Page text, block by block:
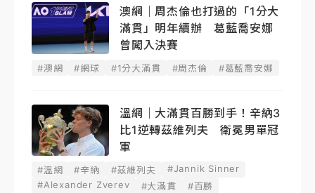
澳網｜周杰倫也打過的「1分大
滿貫」明年續辦 葛藍喬安娜
曾闖入決賽
#澳網 #網球 #1分大滿貫 #周杰倫 #葛藍喬安娜
溫網｜大滿貫百勝到手！辛納3
比1逆轉茲維列夫 衛冕男單冠
軍
#溫網 #辛納 #茲維列夫
#Jannik Sinner
#Alexander Zverev
#大滿貫 #百勝